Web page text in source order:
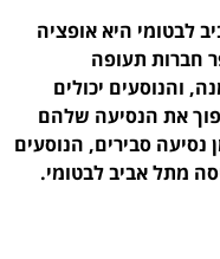
לבטומי היא אופציה
חברות תעופה
והנוסעים יכולים
את הנסיעה שלהם
נסיעה סבירים, הנוסעים
מתל אביב לבטומי.